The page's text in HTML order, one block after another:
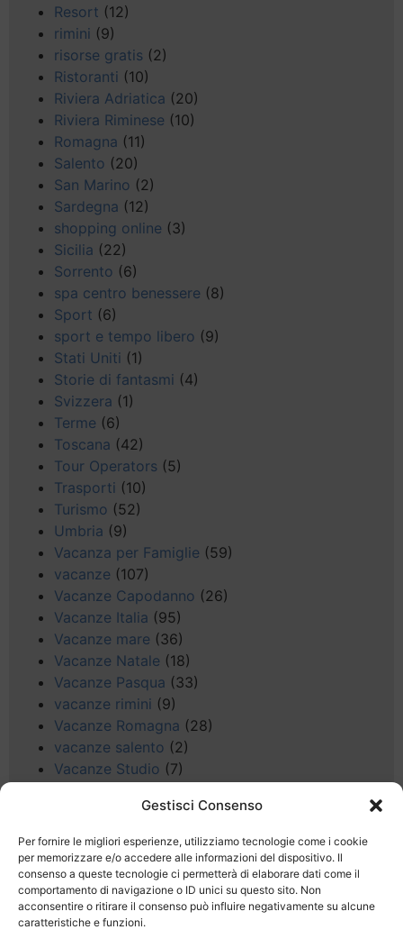
Gestisci Consenso
Per fornire le migliori esperienze, utilizziamo tecnologie come i cookie
per memorizzare e/o accedere alle informazioni del dispositivo. Il
consenso a queste tecnologie ci permetterà di elaborare dati come il
comportamento di navigazione o ID unici su questo sito. Non
acconsentire o ritirare il consenso può influire negativamente su alcune
caratteristiche e funzioni.
Resort (12)
rimini (9)
risorse gratis (2)
Ristoranti (10)
Riviera Adriatica (20)
Riviera Riminese (10)
Romagna (11)
Salento (20)
San Marino (2)
Sardegna (12)
shopping online (3)
Sicilia (22)
Sorrento (6)
spa centro benessere (8)
Sport (6)
sport e tempo libero (9)
Stati Uniti (1)
Storie di fantasmi (4)
Svizzera (1)
Terme (6)
Toscana (42)
Tour Operators (5)
Trasporti (10)
Turismo (52)
Umbria (9)
Vacanza per Famiglie (59)
vacanze (107)
Vacanze Capodanno (26)
Vacanze Italia (95)
Vacanze mare (36)
Vacanze Natale (18)
Vacanze Pasqua (33)
vacanze rimini (9)
Vacanze Romagna (28)
vacanze salento (2)
Vacanze Studio (7)
Valle d'Aosta(5)
Veneto (25)
Voli low cost(4)
Web(9)
week end(45)
Wellness(11)